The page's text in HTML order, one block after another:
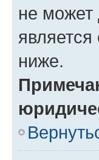
не может
ниже.